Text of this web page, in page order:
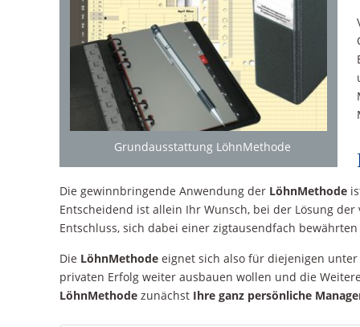
Grundausstattung LöhnMethode
Die gewinnbringende Anwendung der LöhnMethode
Entscheidend ist allein Ihr Wunsch, bei der Lösung
Entschluss, sich dabei einer zigtausendfach
Die LöhnMethode eignet sich also für diejenigen
privaten Erfolg weiter ausbauen wollen und die
LöhnMethode zunächst Ihre ganz persönliche